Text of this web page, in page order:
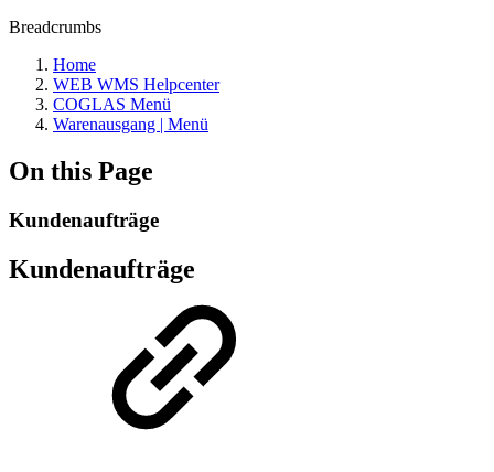
Breadcrumbs
Home
WEB WMS Helpcenter
COGLAS Menü
Warenausgang | Menü
On this Page
Kundenaufträge
Kundenaufträge